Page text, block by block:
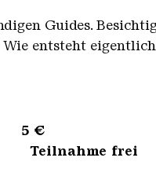
Guides.
entsteht
€
Teilnahme frei